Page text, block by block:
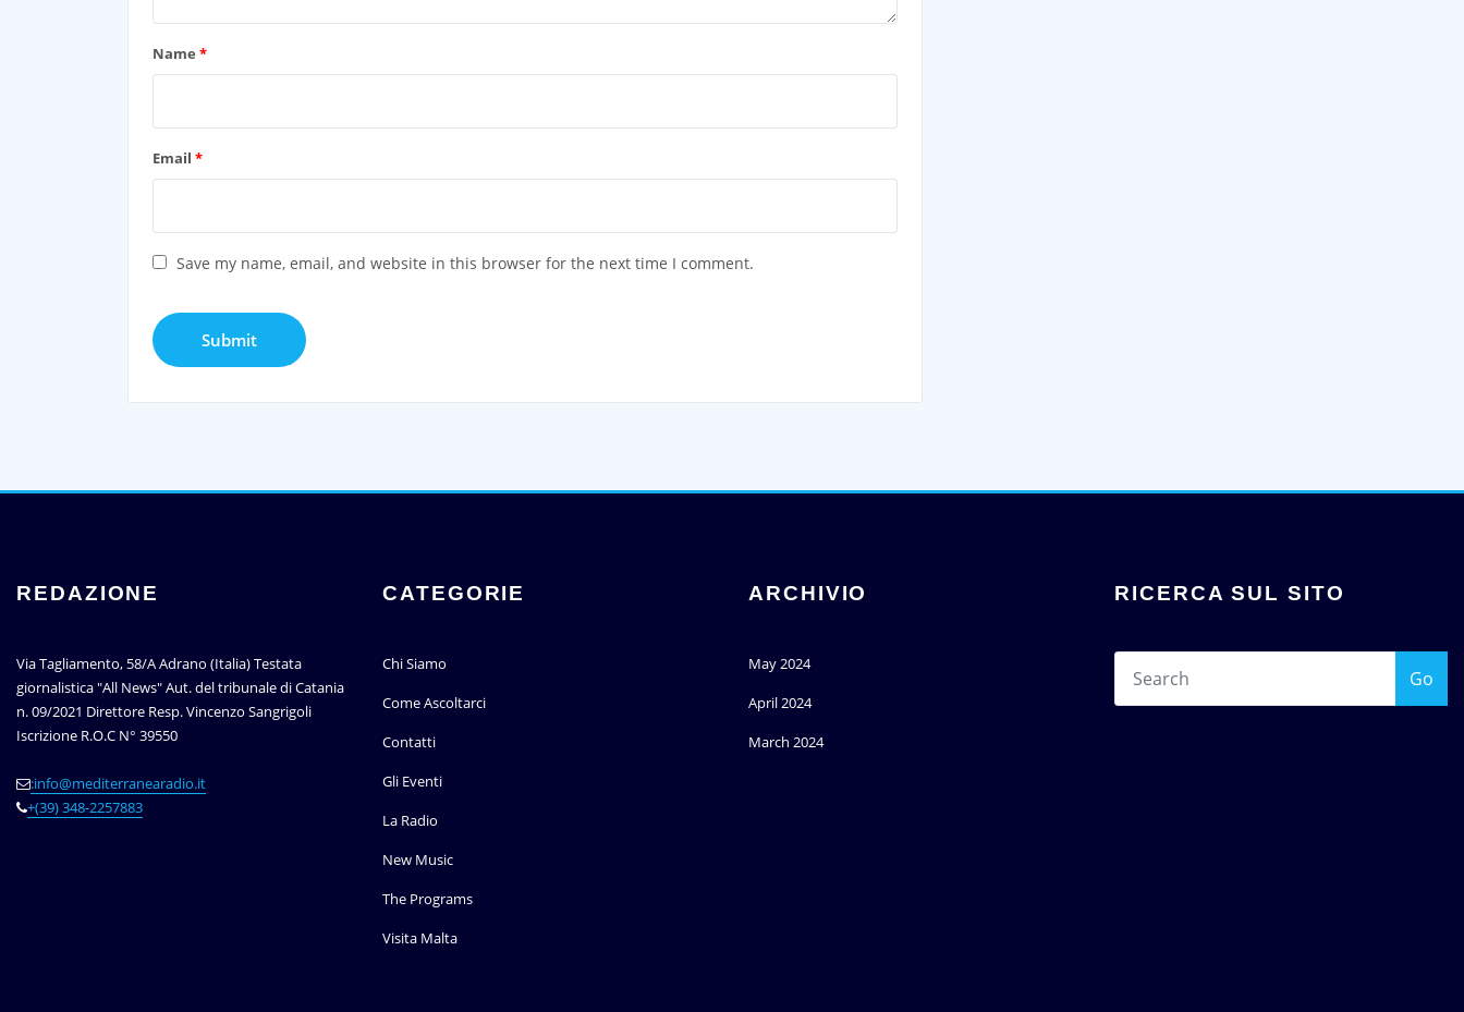
Name *
Email *
Save my name, email, and website in this browser for the next time I comment.
REDAZIONE
Via Tagliamento, 58/A Adrano (Italia) Testata
giornalistica "All News" Aut. del tribunale di Catania
n. 09/2021 Direttore Resp. Vincenzo Sangrigoli
Iscrizione R.O.C N° 39550
:info@mediterranearadio.it
+(39) 348-2257883
CATEGORIE
Chi Siamo
Come Ascoltarci
Contatti
Gli Eventi
La Radio
New Music
The Programs
Visita Malta
ARCHIVIO
May 2024
April 2024
March 2024
RICERCA SUL SITO
Go